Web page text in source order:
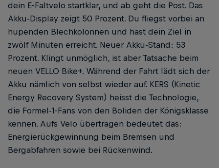
dein E-Faltvelo startklar, und ab geht die Post. Das
Akku-Display zeigt 50 Prozent. Du fliegst vorbei an
hupenden Blechkolonnen und hast dein Ziel in
zwölf Minuten erreicht. Neuer Akku-Stand: 53
Prozent. Klingt unmöglich, ist aber Tatsache beim
neuen VELLO Bike+. Während der Fahrt lädt sich der
Akku nämlich von selbst wieder auf. KERS (Kinetic
Energy Recovery System) heisst die Technologie,
die Formel-1-Fans von den Boliden der Königsklasse
kennen. Aufs Velo übertragen bedeutet das:
Energierückgewinnung beim Bremsen und
Bergabfahren sowie bei Rückenwind.